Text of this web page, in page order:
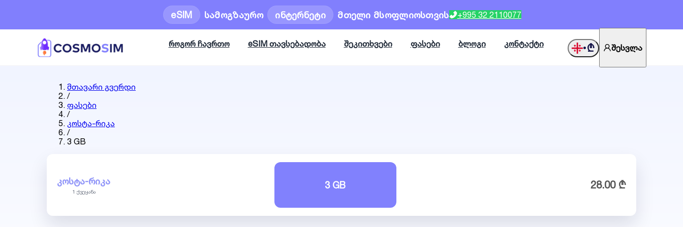
eSIM სამოგზაურო ინტერნეტი მთელი მსოფლიოსთვის +995 32 2110077
როგორ ჩავრთო eSIM თავსებადობა შეკითხვები ფასები ბლოგი კონტაქტი •₾ შესვლა
მთავარი გვერდი
/
ფასები
/
კოსტა-რიკა
/
3 GB
ᲙᲝᲡᲢᲐ-ᲠᲘᲙᲐ
1 ქვეყანა
3 GB 28.00 ₾